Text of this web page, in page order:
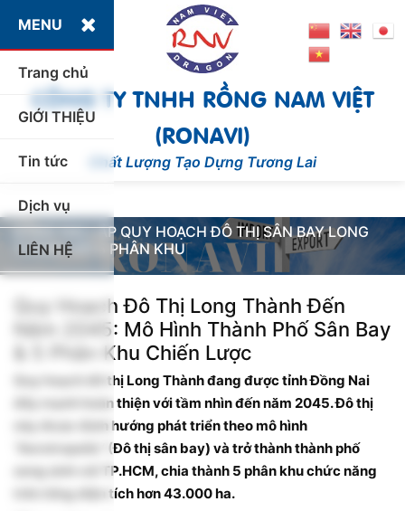
MENU
Trang chủ
GIỚI THIỆU
Tin tức
Dịch vụ
LIÊN HỆ
CÔNG TY TNHH RỒNG NAM VIỆT
(RONAVI)
Chất Lượng Tạo Dựng Tương Lai
Đồng Nai lập quy hoạch đô thị sân bay Long Thành
30/12/2025
ĐỒNG NAI LẬP QUY HOẠCH ĐÔ THỊ SÂN BAY LONG
THÀNH VỚI 5 PHÂN KHU
Quy Hoạch Đô Thị Long Thành Đến
Năm 2045: Mô Hình Thành Phố Sân Bay
& 5 Phân Khu Chiến Lược
Quy hoạch đô thị Long Thành đang được tỉnh Đồng Nai
đẩy mạnh hoàn thiện với tầm nhìn đến năm 2045. Đô thị
này được định hướng phát triển theo mô hình
“Aerotropolis” (Đô thị sân bay) và trở thành thành phố
song sinh với TP.HCM, chia thành 5 phân khu chức năng
trên tổng diện tích hơn 43.000 ha.